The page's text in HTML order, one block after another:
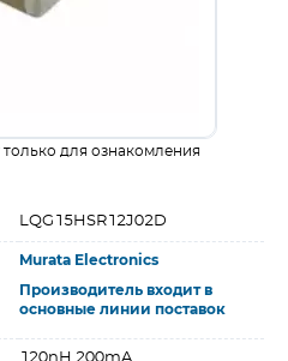
для ознакомления
LQG15HSR12J02D
Murata Electronics
Производитель входит в
основные линии поставок